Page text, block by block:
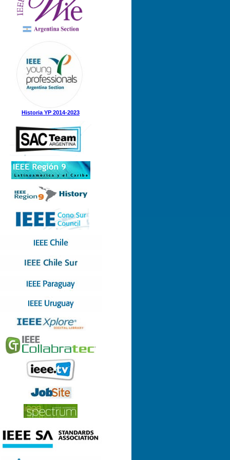
3 (21-08-2024)
2 (12-08-2024)
1 (31-05-2024)
2 (28-09-2023)
1 (07-09-2023)
7 (21-11-2022)
5 (31-08-2022)
3 (13-05-2022)
8 (29-12-2021)
7 (23-12-2021)
5 (06-09-2021)
3 (23-06-2021)
1 (22-04-2021)
9 (21-12-2020)
8 (26-11-2020)
Historia YP 2014-2023